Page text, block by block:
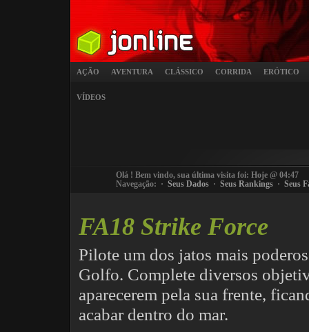
AÇÃO AVENTURA CLÁSSICO CORRIDA ERÓTICO
VÍDEOS
Olá ! Bem vindo, sua última visita foi: Hoje @ 04:47
Navegação: · Seus Dados · Seus Rankings · Seus
FA18 Strike Force
Pilote um dos jatos mais
Golfo. Complete diversos
aparecerem pela sua frente,
acabar dentro do mar.